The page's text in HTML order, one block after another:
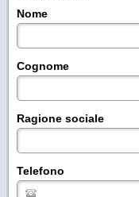
Nome
Cognome
Ragione sociale
Telefono